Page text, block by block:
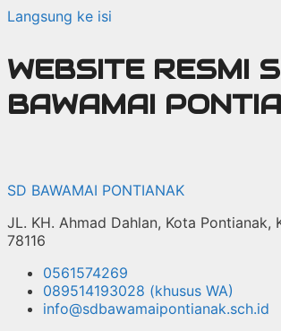
Langsung ke isi
WEBSITE RESMI
BAWAMAI
SD BAWAMAI PONTIANAK
JL. KH. Ahmad Dahlan, Kota Pontianak,
78116
0561574269
089514193028 (khusus WA)
info@sdbawamaipontianak.sch.id